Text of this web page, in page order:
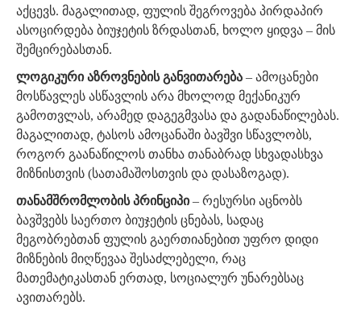
აქცევს. მაგალითად, ფულის შეგროვება პირდაპირ
ასოცირდება ბიუჯეტის ზრდასთან, ხოლო ყიდვა – მის
შემცირებასთან.
ლოგიკური აზროვნების განვითარება – ამოცანები
მოსწავლეს ასწავლის არა მხოლოდ მექანიკურ
გამოთვლას, არამედ დაგეგმვასა და გადანაწილებას.
მაგალითად, ტასოს ამოცანაში ბავშვი სწავლობს,
როგორ გაანაწილოს თანხა თანაბრად სხვადასხვა
მიზნისთვის (სათამაშოსთვის და დასაზოგად).
თანამშრომლობის პრინციპი– რესურსი აცნობს
ბავშვებს საერთო ბიუჯეტის ცნებას, სადაც
მეგობრებთან ფულის გაერთიანებით უფრო დიდი
მიზნების მიღწევაა შესაძლებელი, რაც
მათემატიკასთან ერთად, სოციალურ უნარებსაც
ავითარებს.